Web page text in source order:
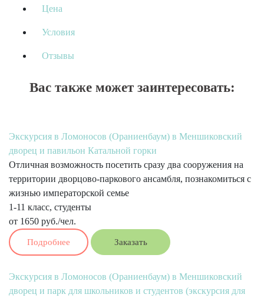
Цена
Условия
Отзывы
Вас также может заинтересовать:
Экскурсия в Ломоносов (Ораниенбаум) в Меншиковский
дворец и павильон Катальной горки
Отличная возможность посетить сразу два сооружения на
территории дворцово-паркового ансамбля, познакомиться с
жизнью императорской семье
1-11 класс, студенты
от 1650 руб./чел.
Подробнее Заказать
Экскурсия в Ломоносов (Ораниенбаум) в Меншиковский
дворец и парк для школьников и студентов (экскурсия для